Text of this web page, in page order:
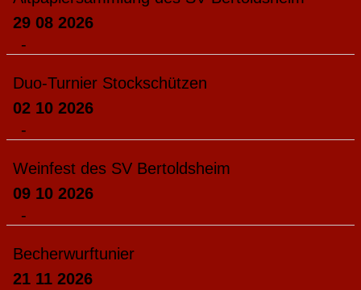
29 08 2026
-
Duo-Turnier Stockschützen
02 10 2026
-
Weinfest des SV Bertoldsheim
09 10 2026
-
Becherwurftunier
21 11 2026